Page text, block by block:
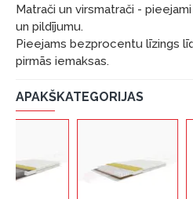
Matrači un virsmatrači -
un pildījumu.
Pieejams bezprocentu līzings
pirmās iemaksas.
APAKŠKATEGORIJAS